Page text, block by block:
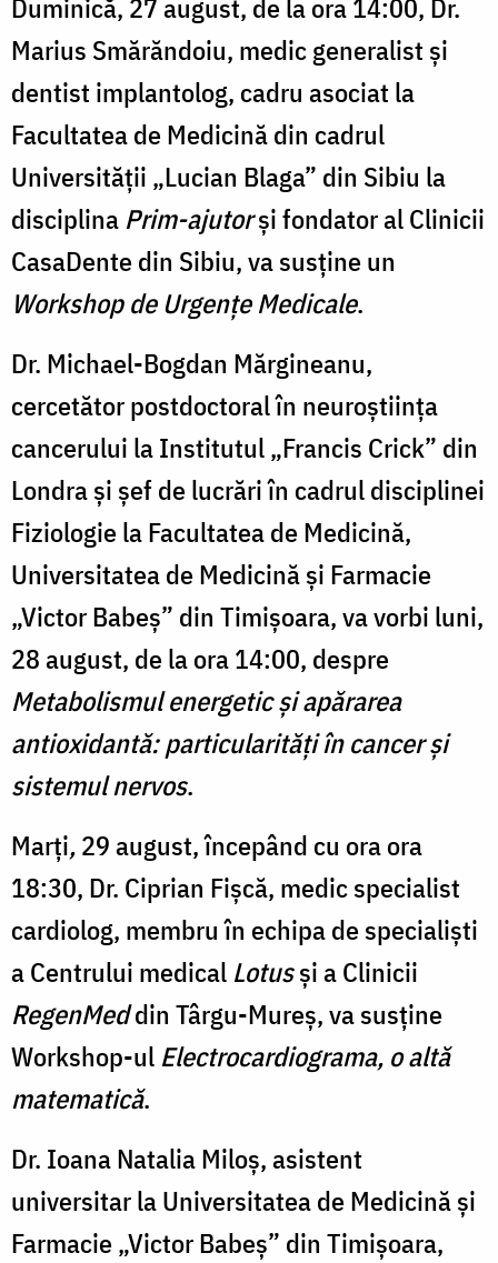
Duminică, 27 august, de la ora 14:00, Dr.
Marius Smărăndoiu, medic generalist și
dentist implantolog, cadru asociat la
Facultatea de Medicină din cadrul
Universității „Lucian Blaga” din Sibiu la
disciplina Prim-ajutorși fondator al Clinicii
CasaDente din Sibiu, va susține un
Workshop de Urgențe Medicale.
Dr. Michael-Bogdan Mărgineanu,
cercetător postdoctoral în neuroștiința
cancerului la Institutul „Francis Crick” din
Londra și șef de lucrări în cadrul disciplinei
Fiziologie la Facultatea de Medicină,
Universitatea de Medicină și Farmacie
„Victor Babeș” din Timișoara, va vorbi luni,
28 august, de la ora 14:00, despre
Metabolismul energetic și apărarea
antioxidantă: particularități în cancer și
sistemul nervos.
Marți,29 august, începând cu ora ora
18:30, Dr. Ciprian Fișcă, medic specialist
cardiolog, membru în echipa de specialiști
a Centrului medical Lotusși a Clinicii
RegenMeddin Târgu-Mureș, va susține
Workshop-ul Electrocardiograma, o altă
matematică.
Dr. Ioana Natalia Miloș, asistent
universitar la Universitatea de Medicină și
Farmacie „Victor Babeș” din Timișoara,